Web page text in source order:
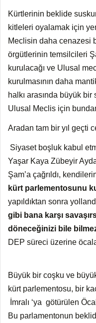
Kürtlerinin beklide
kitleleri oyalamak için
Meclisin daha cenazesi
örgütlerinin temsilcileri
kurulacağı ve Ulusal
kurulmasının daha
halkı arasında büyük
Ulusal Meclis için
Aradan tam bir yıl geçti
Siyaset boşluk kabul
Yaşar Kaya Zübeyir
Şam’a çağrıldı,
kürt parlementosunu
yapıldıktan sonra
gibi bana karşı
döneceğinizi bile
DEP süreci üzerine
Büyük bir coşku ve
kürt parlementosu, bir
İmralı ‘ya götürülen
Bu parlamentonun